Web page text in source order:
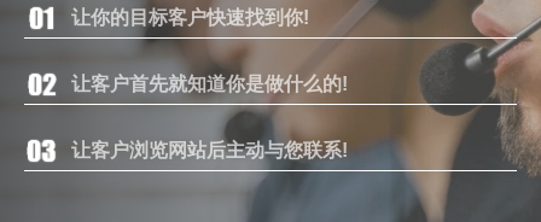
让你的目标客户快速找到你!
让客户首先就知道你是做什么的!
让客户浏览网站后主动与您联系!